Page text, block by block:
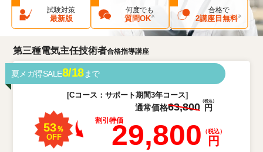
お知らせ
配送・支払・返品について
資料請求 受講申し込み
試験対策
最新版
何度でも
質問OK※
合格で
2講座目無料※
第三種電気主任技術者合格指導講座
夏メガ得SALE8/18まで
[Cコース：サポート期間3年コース]
53％
OFF
通常価格63,800 円
（税込）
割引特価29,800 円
（税込）